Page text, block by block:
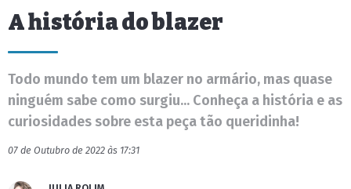
A história do blazer
Todo mundo tem um blazer no armário, mas quase
ninguém sabe como surgiu... Conheça a história e as
curiosidades sobre esta peça tão queridinha!
07 de Outubro de 2022 às 17:31